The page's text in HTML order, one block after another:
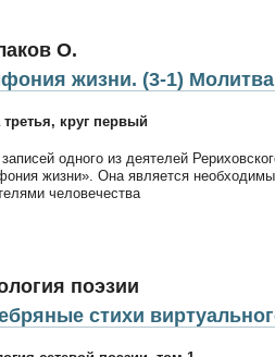
О.
жизни. (3-1) Молитва
третья, круг первый
записей одного из деятелей
жизни». Она является
человечества
поэзии
стихи